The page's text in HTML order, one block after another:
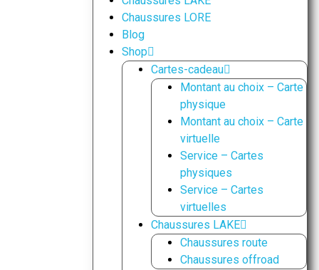
Chaussures LORE
Blog
Shop
Cartes-cadeau
Montant au choix – Carte
physique
Montant au choix – Carte
virtuelle
Service – Cartes
physiques
Service – Cartes
virtuelles
Chaussures LAKE
Chaussures route
Chaussures offroad